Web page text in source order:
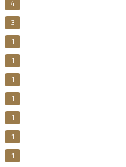
4
3
1
1
1
1
1
1
1